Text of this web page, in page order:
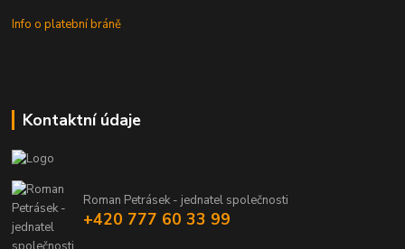
Info o platební bráně
Kontaktní údaje
Roman Petrásek - jednatel společnosti
+420 777 60 33 99